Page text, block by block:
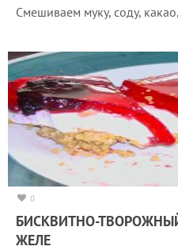
Смешиваем муку, соду,
0
БИСКВИТНО-
ЖЕЛЕ